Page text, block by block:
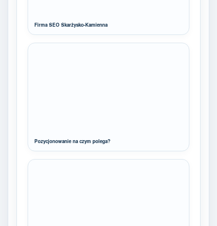
Firma SEO Skarżysko-Kamienna
Pozycjonowanie na czym polega?